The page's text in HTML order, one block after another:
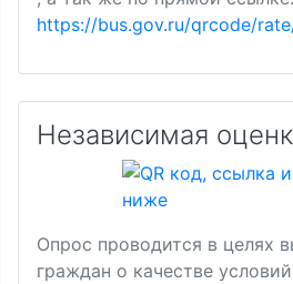
https://bus.gov.ru/qrcode/
Независимая
Опрос проводится в целях
граждан о качестве